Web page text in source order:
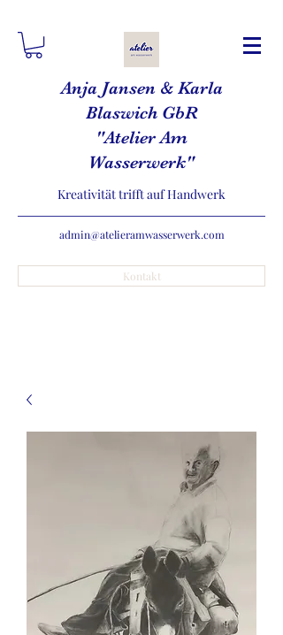
Anja Jansen & Karla
Blaswich GbR
"Atelier Am
Wasserwerk"
Kreativität trifft auf Handwerk
admin@atelieramwasserwerk.com
Kontakt